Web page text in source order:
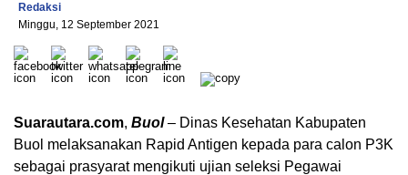
Redaksi
Minggu, 12 September 2021
Suarautara.com, Buol– Dinas Kesehatan Kabupaten
Buol melaksanakan Rapid Antigen kepada para calon P3K
sebagai prasyarat mengikuti ujian seleksi Pegawai